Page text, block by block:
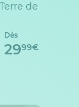
de
Dès
2999€